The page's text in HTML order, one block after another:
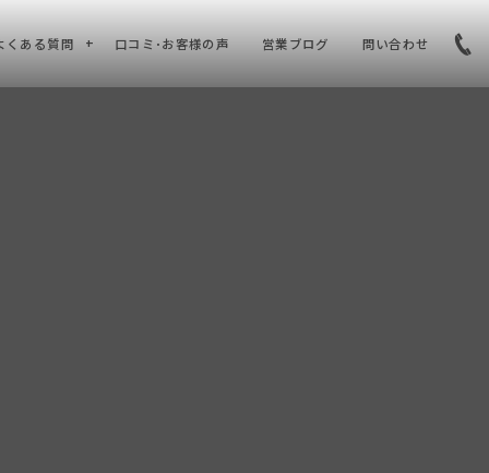
くある質問 口コミ･お客様の声 営業ブログ 問い合わせ